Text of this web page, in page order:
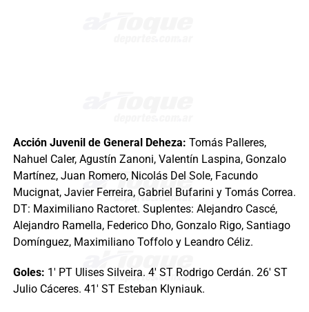
Acción Juvenil de General Deheza: Tomás Palleres,
Nahuel Caler, Agustín Zanoni, Valentín Laspina, Gonzalo
Martínez, Juan Romero, Nicolás Del Sole, Facundo
Mucignat, Javier Ferreira, Gabriel Bufarini y Tomás Correa.
DT: Maximiliano Ractoret. Suplentes: Alejandro Cascé,
Alejandro Ramella, Federico Dho, Gonzalo Rigo, Santiago
Domínguez, Maximiliano Toffolo y Leandro Céliz.
Goles: 1′ PT Ulises Silveira. 4′ ST Rodrigo Cerdán. 26′ ST
Julio Cáceres. 41′ ST Esteban Klyniauk.